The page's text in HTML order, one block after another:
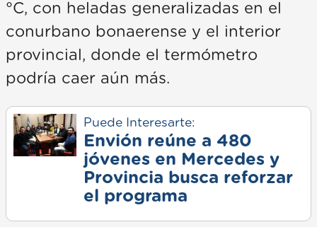
°C, con heladas generalizadas en el
conurbano bonaerense y el interior
provincial, donde el termómetro
podría caer aún más.
Puede Interesarte:
Envión reúne a 480
jóvenes en Mercedes y
Provincia busca reforzar
el programa